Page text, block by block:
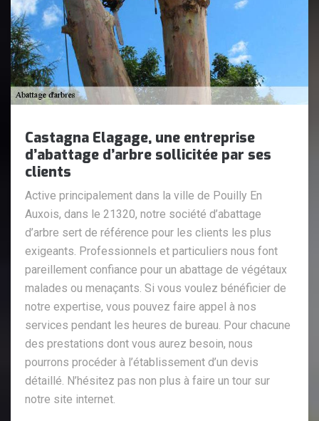
Castagna Elagage, une entreprise
d’abattage d’arbre sollicitée par ses
clients
Active principalement dans la ville de Pouilly En
Auxois, dans le 21320, notre société d’abattage
d’arbre sert de référence pour les clients les plus
exigeants. Professionnels et particuliers nous font
pareillement confiance pour un abattage de végétaux
malades ou menaçants. Si vous voulez bénéficier de
notre expertise, vous pouvez faire appel à nos
services pendant les heures de bureau. Pour chacune
des prestations dont vous aurez besoin, nous
pourrons procéder à l’établissement d’un devis
détaillé. N’hésitez pas non plus à faire un tour sur
notre site internet.